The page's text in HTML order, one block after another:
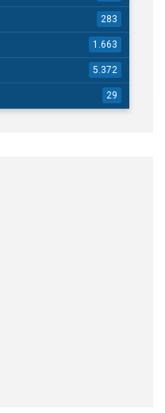
283
1.663
5.372
29